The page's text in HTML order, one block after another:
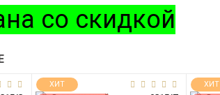
со скидкой
ХИТ
ХИТ